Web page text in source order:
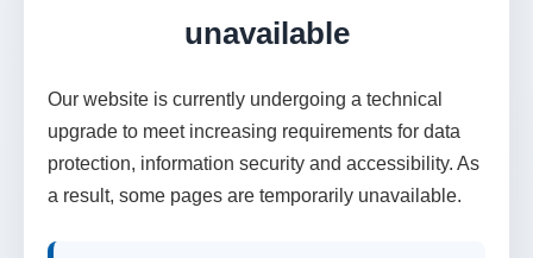
unavailable
Our website is currently undergoing a technical
upgrade to meet increasing requirements for data
protection, information security and accessibility. As
a result, some pages are temporarily unavailable.